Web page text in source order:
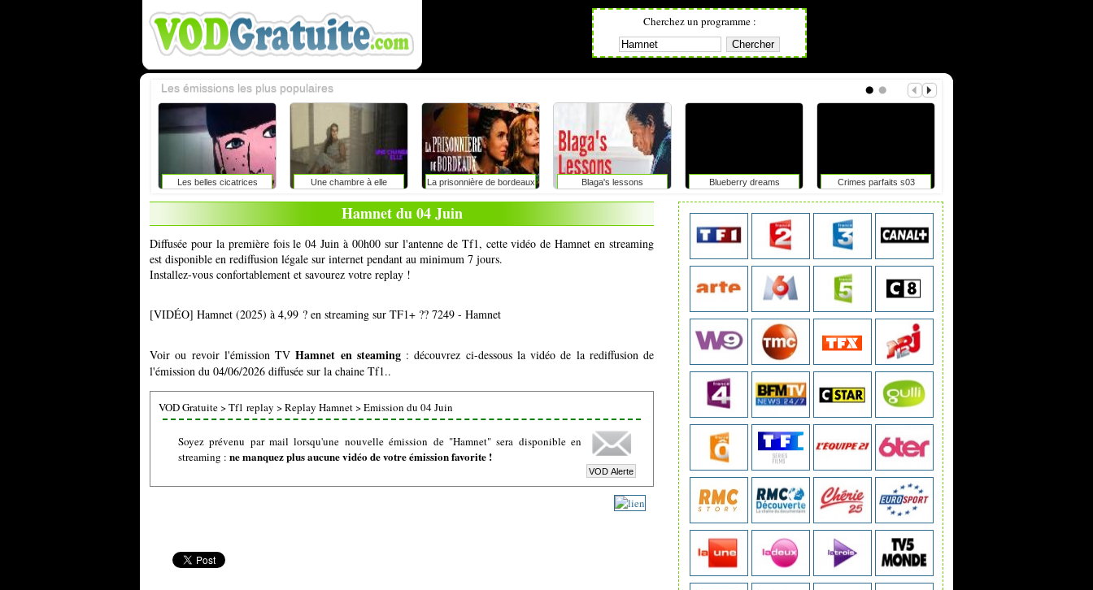
Cherchez un programme :
Les belles cicatrices Une chambre à elle La prisonnière de bordeaux Blaga's lessons Blueberry dreams Crimes parfaits s03
Les émissions les plus populaires
Hamnet du 04 Juin
Diffusée pour la première fois le 04 Juin à 00h00 sur l'antenne de Tf1, cette vidéo de Hamnet en streaming
est disponible en rediffusion légale sur internet pendant au minimum 7 jours.
Installez-vous confortablement et savourez votre replay !
[VIDÉO] Hamnet (2025) à 4,99 ? en streaming sur TF1+ ?? 7249 - Hamnet
Voir ou revoir l'émission TVHamnet en steaming: découvrez ci-dessous la vidéo de la rediffusion de
l'émission du 04/06/2026 diffusée sur la chaine Tf1..
VOD Gratuite>Tf1 replay >Replay Hamnet>Emission du 04 Juin
Soyez prévenu par mail lorsqu'une nouvelle émission de "Hamnet" sera disponible en
streaming : ne manquez plus aucune vidéo de votre émission favorite !